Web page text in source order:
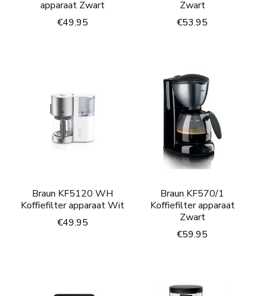
apparaat Zwart
€49.95
Zwart
€53.95
Braun KF5120 WH
Koffiefilter apparaat Wit
€49.95
Braun KF570/1
Koffiefilter apparaat
Zwart
€59.95